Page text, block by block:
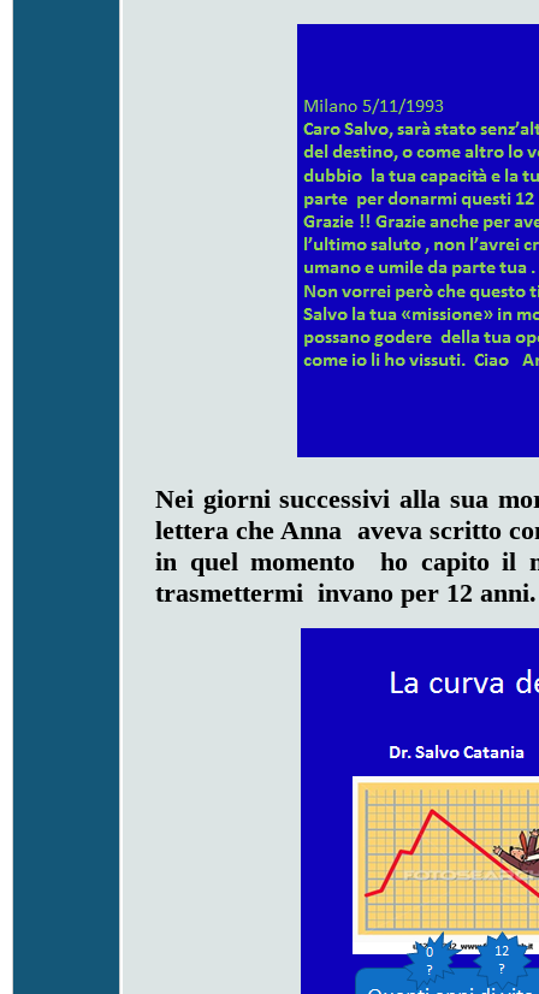
Nei giorni successivi alla sua
lettera che Anna aveva scritto
in quel momento ho capito il
trasmettermi invano per 12 anni.